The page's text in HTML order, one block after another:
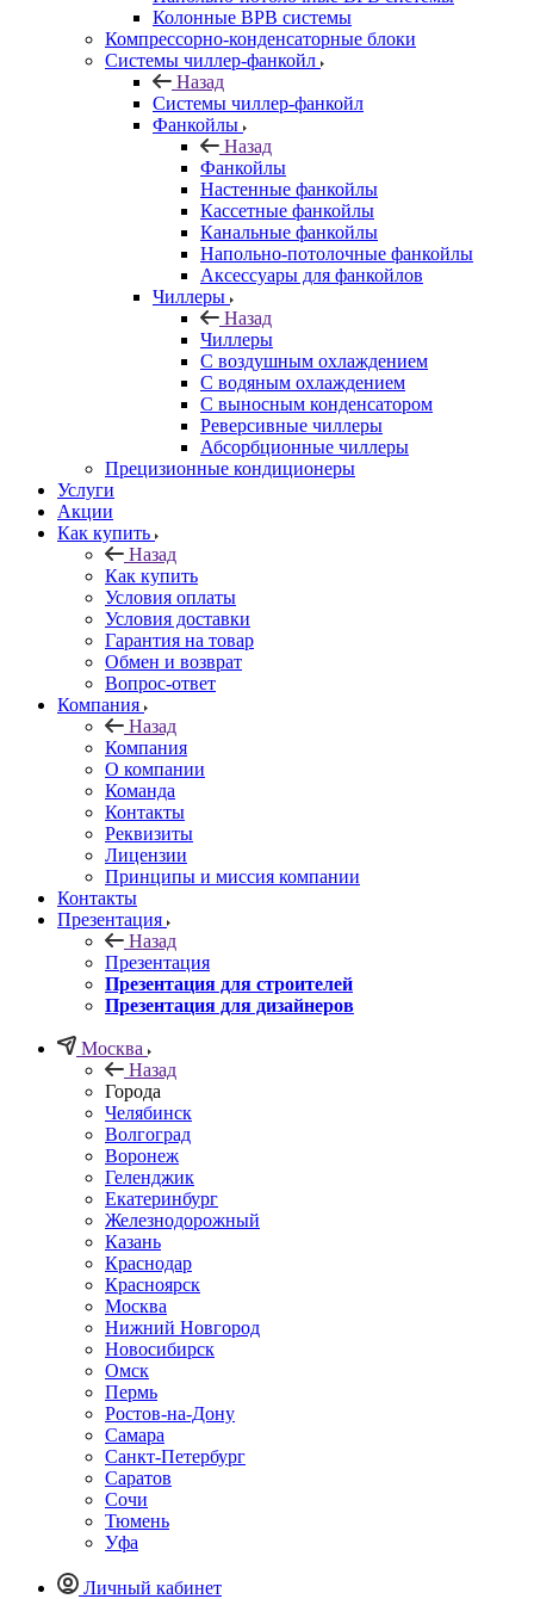
Колонные ВРВ системы
Компрессорно-конденсаторные блоки
Системы чиллер-фанкойл
Назад
Системы чиллер-фанкойл
Фанкойлы
Назад
Фанкойлы
Настенные фанкойлы
Кассетные фанкойлы
Канальные фанкойлы
Напольно-потолочные фанкойлы
Аксессуары для фанкойлов
Чиллеры
Назад
Чиллеры
С воздушным охлаждением
С водяным охлаждением
С выносным конденсатором
Реверсивные чиллеры
Абсорбционные чиллеры
Прецизионные кондиционеры
Услуги
Акции
Как купить
Назад
Как купить
Условия оплаты
Условия доставки
Гарантия на товар
Обмен и возврат
Вопрос-ответ
Компания
Назад
Компания
О компании
Команда
Контакты
Реквизиты
Лицензии
Принципы и миссия компании
Контакты
Презентация
Назад
Презентация
Презентация для строителей
Презентация для дизайнеров
Москва
Назад
Города
Челябинск
Волгоград
Воронеж
Геленджик
Екатеринбург
Железнодорожный
Казань
Краснодар
Красноярск
Москва
Нижний Новгород
Новосибирск
Омск
Пермь
Ростов-на-Дону
Самара
Санкт-Петербург
Саратов
Сочи
Тюмень
Уфа
Личный кабинет